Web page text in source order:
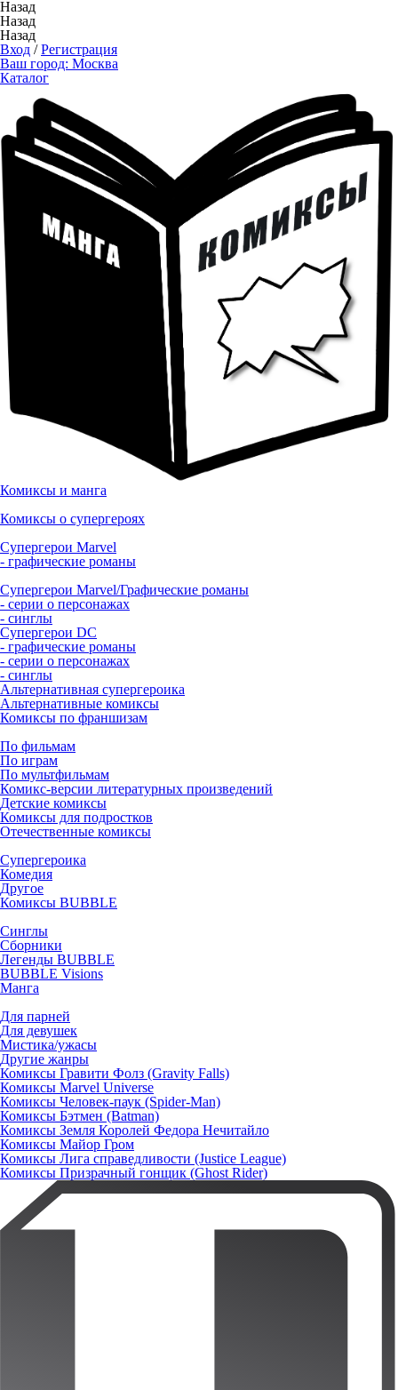
Назад
Назад
Назад
Вход /Регистрация
Ваш город: Москва
Каталог
Комиксы и манга
Комиксы о супергероях
Супергерои Marvel
- графические романы
Супергерои Marvel/Графические романы
- серии о персонажах
- синглы
Супергерои DC
- графические романы
- серии о персонажах
- синглы
Альтернативная супергероика
Альтернативные комиксы
Комиксы по франшизам
По фильмам
По играм
По мультфильмам
Комикс-версии литературных произведений
Детские комиксы
Комиксы для подростков
Отечественные комиксы
Супергероика
Комедия
Другое
Комиксы BUBBLE
Синглы
Сборники
Легенды BUBBLE
BUBBLE Visions
Манга
Для парней
Для девушек
Мистика/ужасы
Другие жанры
Комиксы Гравити Фолз (Gravity Falls)
Комиксы Marvel Universe
Комиксы Человек-паук (Spider-Man)
Комиксы Бэтмен (Batman)
Комиксы Земля Королей Федора Нечитайло
Комиксы Майор Гром
Комиксы Лига справедливости (Justice League)
Комиксы Призрачный гонщик (Ghost Rider)